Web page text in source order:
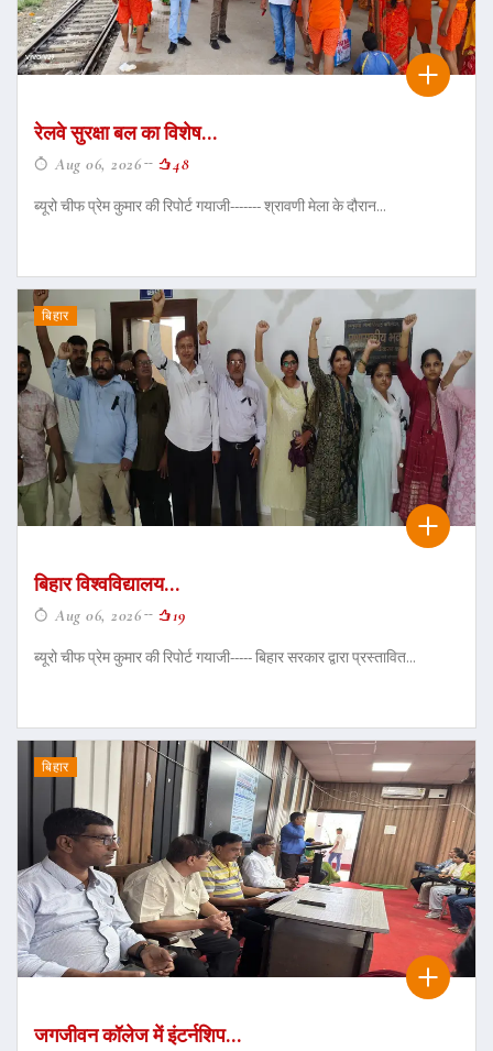
रेलवे सुरक्षा बल का विशेष...
Aug 06, 2026 48
ब्यूरो चीफ प्रेम कुमार की रिपोर्ट गयाजी------- श्रावणी मेला के दौरान...
बिहार
बिहार विश्वविद्यालय...
Aug 06, 2026 19
ब्यूरो चीफ प्रेम कुमार की रिपोर्ट गयाजी----- बिहार सरकार द्वारा प्रस्तावित...
बिहार
जगजीवन कॉलेज में इंटर्नशिप...